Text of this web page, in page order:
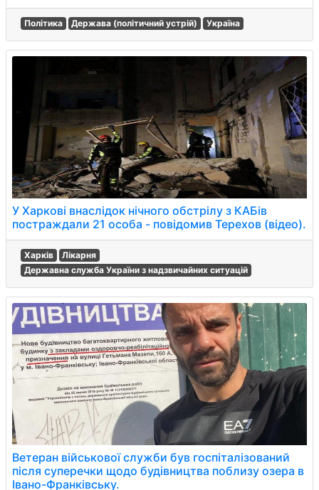
Політика Держава (політичний устрій) Україна
У Харкові внаслідок нічного обстрілу з КАБів
постраждали 21 особа - повідомив Терехов (відео).
Харків
Лікарня
Державна служба України з надзвичайних ситуацій
Ветеран військової служби був госпіталізований
після суперечки щодо будівництва поблизу озера в
Івано-Франківську.